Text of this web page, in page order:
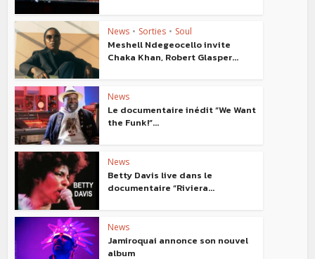
News • Sorties • Soul
Meshell Ndegeocello invite
Chaka Khan, Robert Glasper...
News
Le documentaire inédit “We Want
the Funk!”...
News
Betty Davis live dans le
documentaire “Riviera...
News
Jamiroquai annonce son nouvel
album